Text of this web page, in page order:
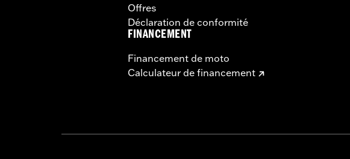
Offres
Déclaration de conformité
FINANCEMENT
Financement de moto
Calculateur de financement